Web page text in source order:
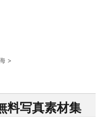
>
料写真素材集